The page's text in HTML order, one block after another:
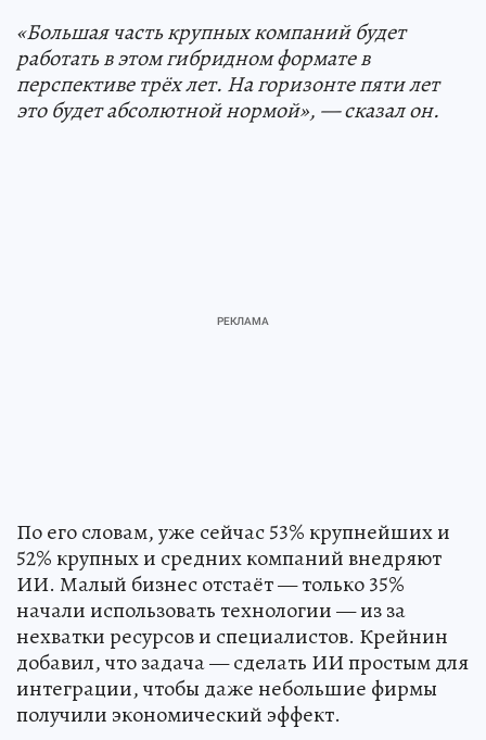
«Большая часть крупных компаний будет
работать в этом гибридном формате в
перспективе трёх лет. На горизонте пяти лет
это будет абсолютной нормой», — сказал он.
По его словам, уже сейчас 53% крупнейших и
52% крупных и средних компаний внедряют
ИИ. Малый бизнес отстаёт — только 35%
начали использовать технологии — из за
нехватки ресурсов и специалистов. Крейнин
добавил, что задача — сделать ИИ простым для
интеграции, чтобы даже небольшие фирмы
получили экономический эффект.